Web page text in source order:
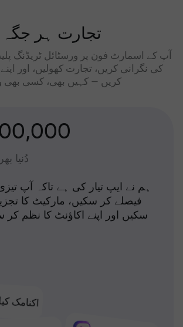
تجارت ہر جگہ
آپ کے اسمارٹ فون پر ورسٹائل ٹریڈنگ
کی نگرانی کریں، تجارت کھولیں، اور
کریں — کہیں بھی، کسی بھی
دُنیا
اکنامک
ہم نے ایپ تیار کی ہے تاکہ آپ
فیصلے کر سکیں، مارکیٹ کا
سکیں اور اپنے اکاؤنٹ کا نظم کر